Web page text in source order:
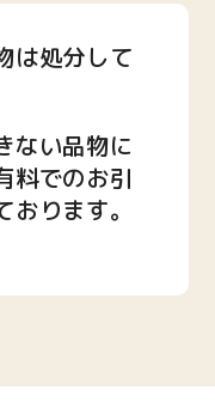
は処分して
ない品物に
料でのお引
ります。